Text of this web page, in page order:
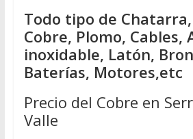
Todo tipo de
Cobre, Plomo, Cables,
inoxidable, Latón,
Baterías, Motores,etc
Precio del Cobre en
Valle